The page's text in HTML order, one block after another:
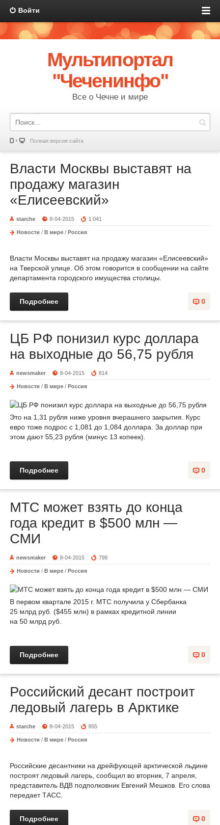
Войти
Мультипортал
"Чеченинфо"
Все о Чечне и мире
Полная версия сайта
Власти Москвы выставят на
продажу магазин
«Елисеевский»
starche 8-04-2015 1 041
Новости / В мире / Россия
Власти Москвы выставят на продажу магазин «Елисеевский»
на Тверской улице. Об этом говорится в сообщении на сайте
департамента городского имущества столицы.
0
Подробнее
ЦБ РФ понизил курс доллара
на выходные до 56,75 рубля
newsmaker 8-04-2015 814
Новости / В мире / Россия
Это на 1,31 рубля ниже уровня вчерашнего закрытия. Курс
евро тоже подрос с 1,081 до 1,084 доллара. За доллар при
этом дают 55,23 рубля (минус 13 копеек).
0
Подробнее
МТС может взять до конца
года кредит в $500 млн —
СМИ
newsmaker 8-04-2015 799
Новости / В мире / Россия
В первом квартале 2015 г. МТС получила у Сбербанка
25 млрд руб. ($455 млн) в рамках кредитной линии
на 50 млрд руб.
0
Подробнее
Российский десант построит
ледовый лагерь в Арктике
starche 8-04-2015 855
Новости / В мире / Россия
Российские десантники на дрейфующей арктической льдине
построят ледовый лагерь, сообщил во вторник, 7 апреля,
представитель ВДВ подполковник Евгений Мешков. Его слова
передает ТАСС.
0
Подробнее